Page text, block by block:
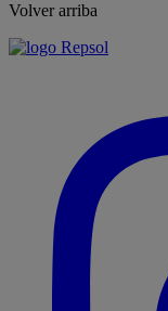
Volver arriba